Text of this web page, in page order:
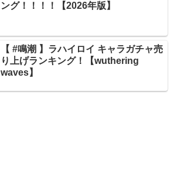
ング！！！！【2026年版】
【 #鳴潮 】ラハイロイ キャラガチャ売
り上げランキング！【wuthering
waves】